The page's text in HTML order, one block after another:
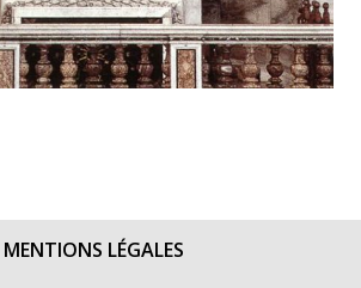
MENTIONS LÉGALES